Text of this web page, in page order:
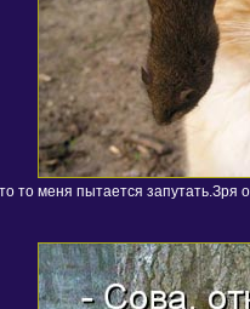
то меня пытается